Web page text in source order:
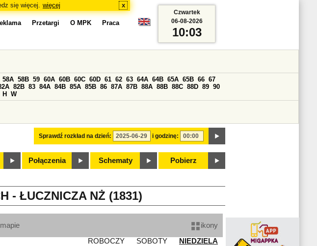
się więcej. więcej x
Przetargi O MPK Praca
Sprawdź rozkład na dzień: i godzinę:
58A 58B 59 60A 60B 60C 60D 61 62 63 64A 64B 65A 65B 66 67
82B 83 84A 84B 85A 85B 86 87A 87B 88A 88B 88C 88D 89 90
H W
Połączenia Schematy Pobierz
Czwartek
06-08-2026
10:03
- ŁUCZNICZA NŻ (1831)
ikony
ROBOCZY
SOBOTY NIEDZIELA